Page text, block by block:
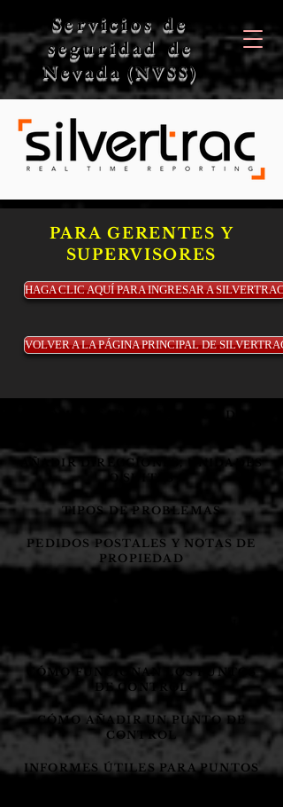
Servicios de
seguridad de
Nevada (NVSS)
PARA GERENTES Y
SUPERVISORES
HAGA CLIC AQUÍ PARA INGRESAR A SILVERTRAC
VOLVER A LA PÁGINA PRINCIPAL DE SILVERTRAC
CÓMO USAR EL MONITOR DE
AÑADIR DIRECCIONES, UNIDADES
O SUITES
PEDIDOS POSTALES Y NOTAS DE
PROPIEDAD
TIPOS DE PROBLEMAS
CÓMO FUNCIONAN LOS PUNTOS
DE CONTROL
CÓMO AÑADIR UN PUNTO DE
CONTROL
INFORMES ÚTILES PARA PUNTOS